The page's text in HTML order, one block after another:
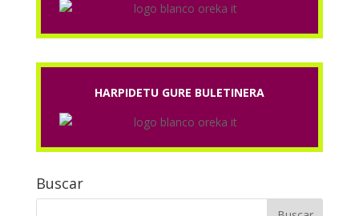
HARPIDETU GURE BULETINERA
Buscar